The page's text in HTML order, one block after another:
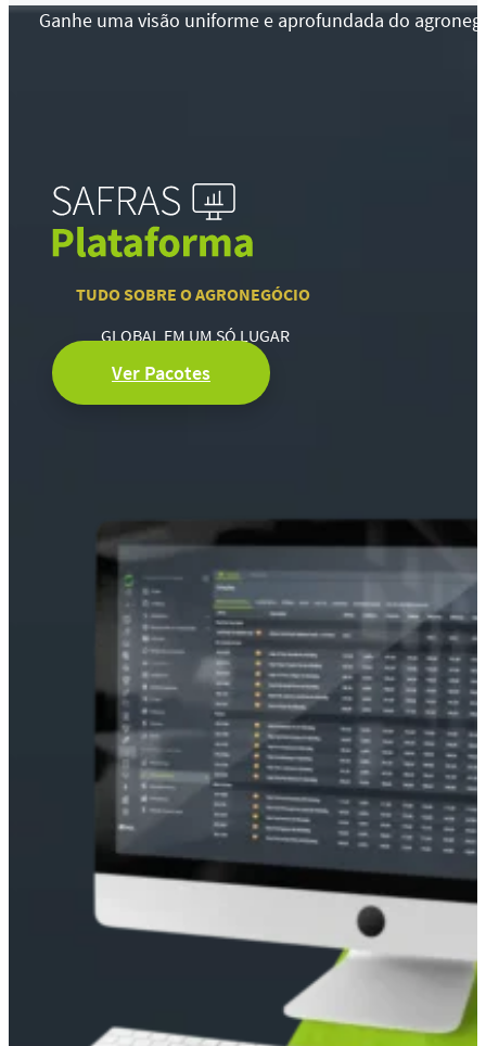
Ganhe uma visão uniforme e aprofundada do
TUDO SOBRE O AGRONEGÓCIO
GLOBAL EM UM SÓ LUGAR
Ver Pacotes